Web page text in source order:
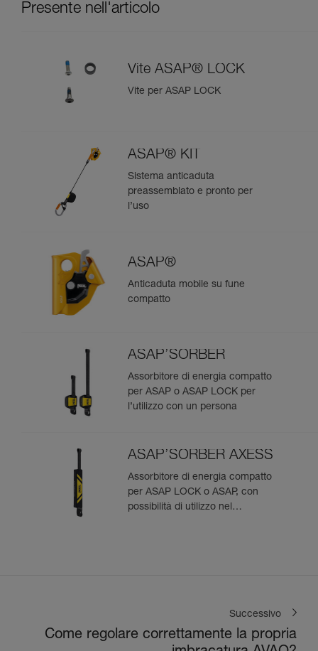
Presente nell'articolo
Vite ASAP® LOCK
Vite per ASAP LOCK
ASAP® KIT
Sistema anticaduta
preassemblato e pronto per
l’uso
ASAP®
Anticaduta mobile su fune
compatto
ASAP’SORBER
Assorbitore di energia compatto
per ASAP o ASAP LOCK per
l’utilizzo con un persona
ASAP’SORBER AXESS
Assorbitore di energia compatto
per ASAP LOCK o ASAP, con
possibilità di utilizzo nel
Successivo
Come regolare correttamente la propria